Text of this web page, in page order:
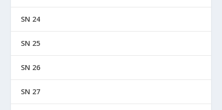
SN 24
SN 25
SN 26
SN 27